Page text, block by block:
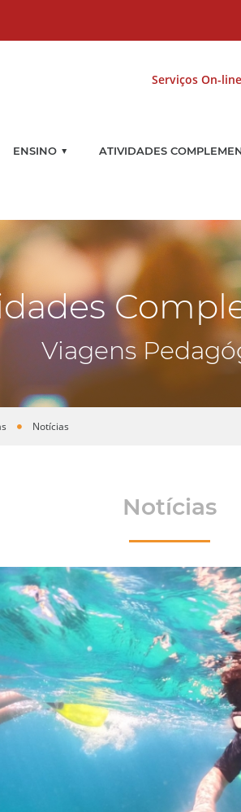
Serviços On-line
ENSINO ▼ ATIVIDADES
Viagens
Notícias
Notícias